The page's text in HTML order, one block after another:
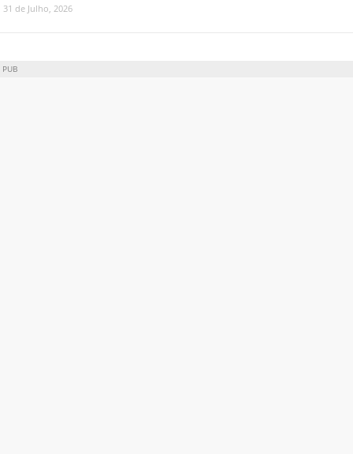
31 de Julho, 2026
PUB